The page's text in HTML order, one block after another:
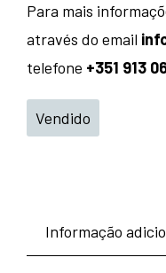
Para mais
através do email
telefone +351 913
Vendido
Informação